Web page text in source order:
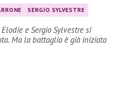
SERGIO SYLVESTRE
e Sergio Sylvestre si
Ma la battaglia è già iniziata